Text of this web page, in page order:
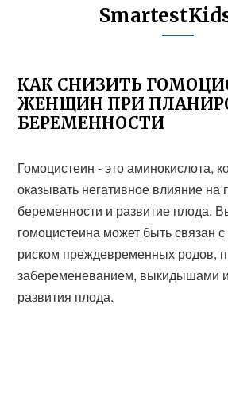
КАК СНИЗИТЬ
ЖЕНЩИН ПРИ
БЕРЕМЕННОСТИ
Гомоцистеин - это аминокислота,
оказывать негативное влияние на
беременности и развитие плода.
гомоцистеина может быть связан
риском преждевременных родов,
забеременеванием, выкидышами
развития плода.